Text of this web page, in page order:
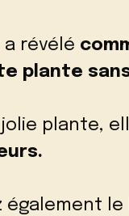
a révélé
plante
plante,
également le